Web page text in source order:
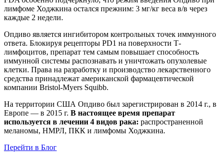
лимфоме Ходжкина остался прежним: 3 мг/кг веса в/в через
каждые 2 недели.
Опдиво является ингибитором контрольных точек иммунного
ответа. Блокируя рецепторы PD1 на поверхности Т-
лимфоцитов, препарат тем самым повышает способность
иммунной системы распознавать и уничтожать опухолевые
клетки. Права на разработку и производство лекарственного
средства принадлежат американской фармацевтической
компании Bristol-Myers Squibb.
На территории США Опдиво был зарегистрирован в 2014 г., в
Европе — в 2015 г. В настоящее время препарат
используется в лечении 4 видов рака: распространенной
меланомы, НМРЛ, ПКК и лимфомы Ходжкина.
Перейти в Блог